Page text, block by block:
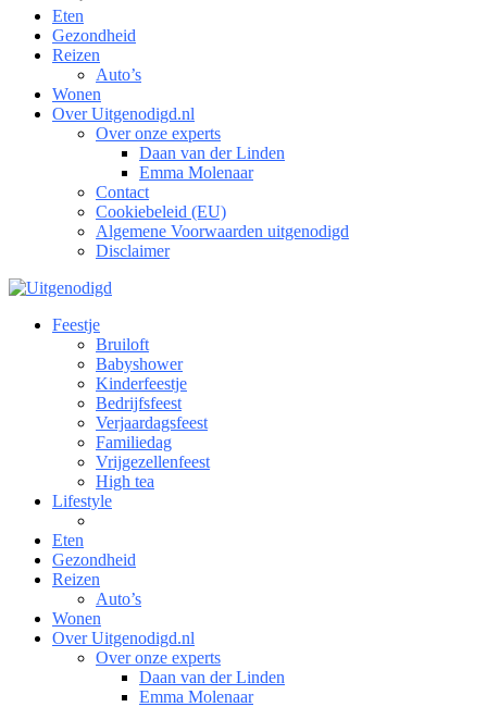
Eten
Gezondheid
Reizen
Auto’s
Wonen
Over Uitgenodigd.nl
Over onze experts
Daan van der Linden
Emma Molenaar
Contact
Cookiebeleid (EU)
Algemene Voorwaarden uitgenodigd
Disclaimer
Feestje
Bruiloft
Babyshower
Kinderfeestje
Bedrijfsfeest
Verjaardagsfeest
Familiedag
Vrijgezellenfeest
High tea
Lifestyle
Eten
Gezondheid
Reizen
Auto’s
Wonen
Over Uitgenodigd.nl
Over onze experts
Daan van der Linden
Emma Molenaar